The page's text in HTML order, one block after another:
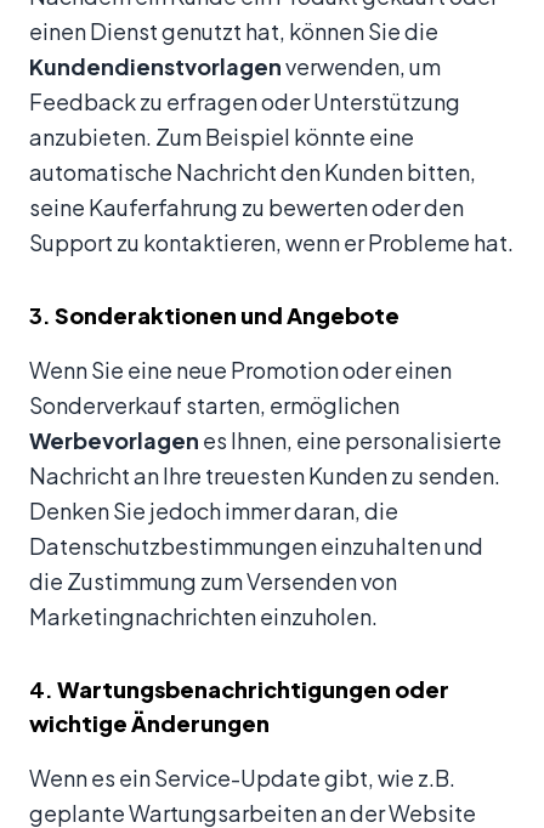
einen Dienst genutzt hat, können Sie die
Kundendienstvorlagenverwenden, um
Feedback zu erfragen oder Unterstützung
anzubieten. Zum Beispiel könnte eine
automatische Nachricht den Kunden bitten,
seine Kauferfahrung zu bewerten oder den
Support zu kontaktieren, wenn er Probleme hat.
3. Sonderaktionen und Angebote
Wenn Sie eine neue Promotion oder einen
Sonderverkauf starten, ermöglichen
Werbevorlagen es Ihnen, eine personalisierte
Nachricht an Ihre treuesten Kunden zu senden.
Denken Sie jedoch immer daran, die
Datenschutzbestimmungen einzuhalten und
die Zustimmung zum Versenden von
Marketingnachrichten einzuholen.
4. Wartungsbenachrichtigungen oder
wichtige Änderungen
Wenn es ein Service-Update gibt, wie z.B.
geplante Wartungsarbeiten an der Website